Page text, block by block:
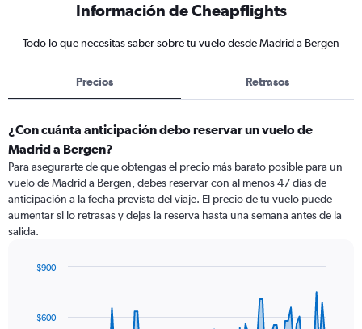
Información de Cheapflights
Todo lo que necesitas saber sobre tu vuelo desde Madrid a Bergen
Precios Retrasos
¿Con cuánta anticipación debo reservar un vuelo de
Madrid a Bergen?
Para asegurarte de que obtengas el precio más barato posible para un
vuelo de Madrid a Bergen, debes reservar con al menos 47 días de
anticipación a la fecha prevista del viaje. El precio de tu vuelo puede
aumentar si lo retrasas y dejas la reserva hasta una semana antes de la
salida.
data
$600
$900